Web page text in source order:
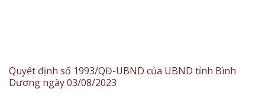
Quyết định số 1993/QĐ-UBND của UBND tỉnh Bình
Dương ngày 03/08/2023